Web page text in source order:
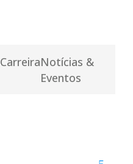
CarreiraNotícias &
Eventos